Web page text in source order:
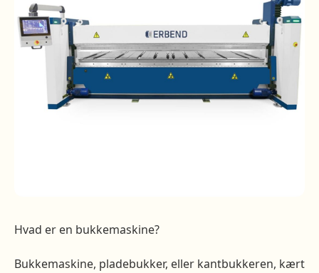
Hvad er en bukkemaskine?
Bukkemaskine, pladebukker, eller kantbukkeren, kært